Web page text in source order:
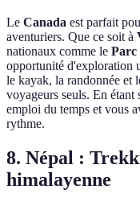
Le Canada est parfait
aventuriers. Que ce soit à
nationaux comme le Parc
opportunité d'exploration
le kayak, la randonnée et
voyageurs seuls. En
emploi du temps et vous
rythme.
8. Népal :
himalayenne